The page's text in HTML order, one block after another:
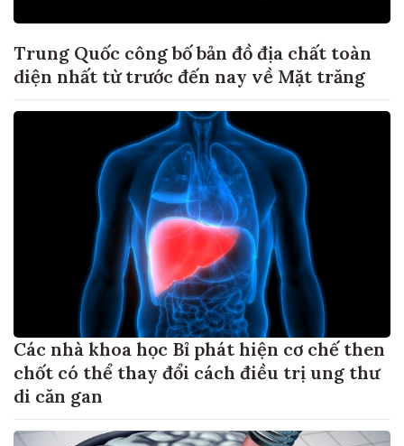
Trung Quốc công bố bản đồ địa chất toàn
diện nhất từ trước đến nay về Mặt trăng
Các nhà khoa học Bỉ phát hiện cơ chế then
chốt có thể thay đổi cách điều trị ung thư
di căn gan